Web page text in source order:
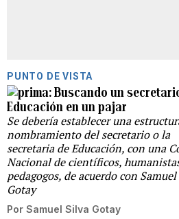
PUNTO DE VISTA
Buscando un
Educación en un pajar
Se debería establecer una
nombramiento del secretario o la
secretaria de Educación, con una
Nacional de científicos,
pedagogos, de acuerdo con
Gotay
Por Samuel Silva Gotay